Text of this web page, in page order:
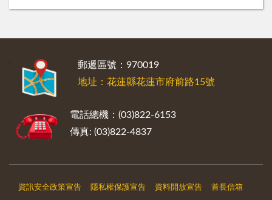
郵遞區號：970019
地址：花蓮縣花蓮市府前路15號
電話總機：(03)822-6153
傳真: (03)822-4837
資訊安全政策宣告 隱私權保護宣告 資料開放宣告 首長信箱